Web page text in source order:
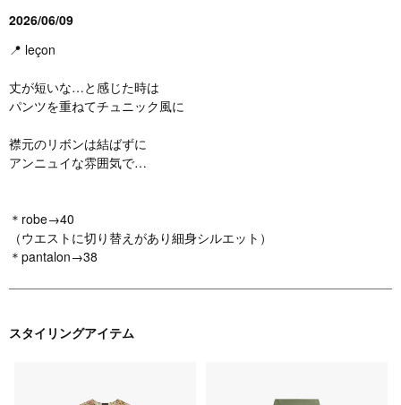
2026/06/09
📍 leçon
丈が短いな…と感じた時は
パンツを重ねてチュニック風に
襟元のリボンは結ばずに
アンニュイな雰囲気で…
＊robe→40
（ウエストに切り替えがあり細身シルエット）
＊pantalon→38
スタイリングアイテム